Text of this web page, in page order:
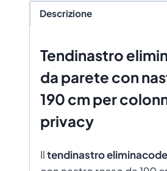
Descrizione
Tendinastro
da parete con
190 cm per
privacy
Iltendinastro